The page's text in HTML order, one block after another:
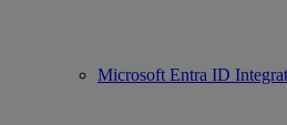
Microsoft Entra ID